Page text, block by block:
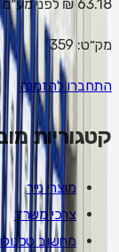
63.18 ₪ לפני מע״מ
מק״ט:359
התחברו להזמנה
קטגוריות
מוצרי נייר
צרכי משרד
מחשוב